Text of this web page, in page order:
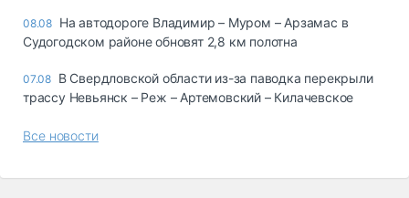
08.08 На автодороге Владимир – Муром – Арзамас в
Судогодском районе обновят 2,8 км полотна
07.08 В Свердловской области из-за паводка перекрыли
трассу Невьянск – Реж – Артемовский – Килачевское
Все новости